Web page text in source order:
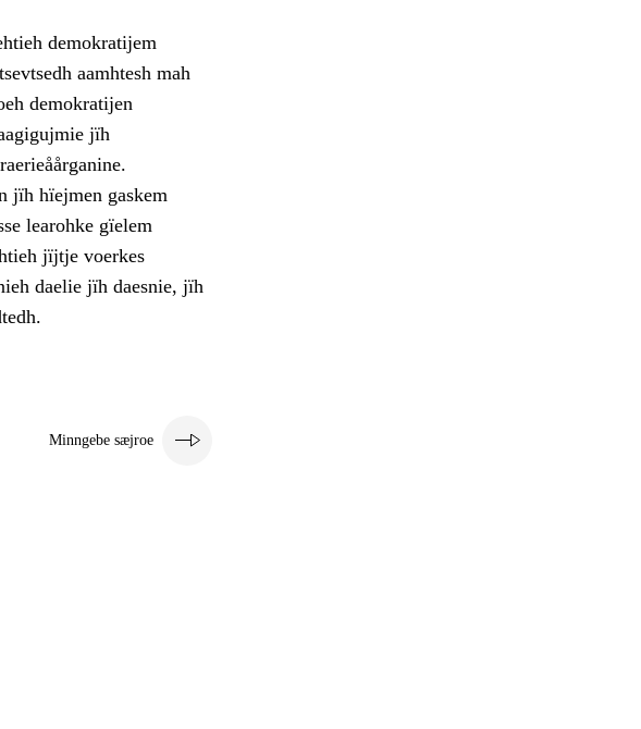
demokratijem
aamhtesh mah
demokratijen
jïh
jïh hïejmen gaskem
learohke gïelem
jïjtje voerkes
daelie jïh daesnie, jïh
Minngebe sæjroe